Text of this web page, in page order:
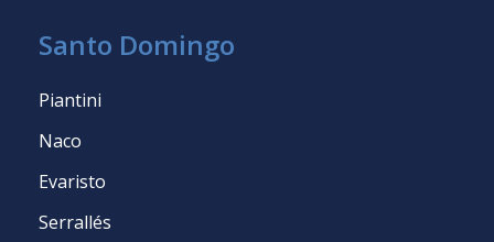
Santo Domingo
Piantini
Naco
Evaristo
Serrallés